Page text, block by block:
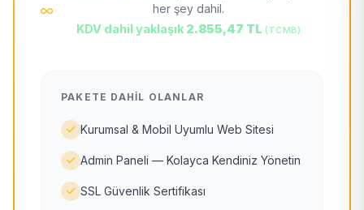
her şey dahil.
KDV dahil yaklaşık 2.855,47 TL (TCMB)
PAKETE DAHIL OLANLAR
Kurumsal & Mobil Uyumlu Web Sitesi
Admin Paneli — Kolayca Kendiniz Yönetin
SSL Güvenlik Sertifikası